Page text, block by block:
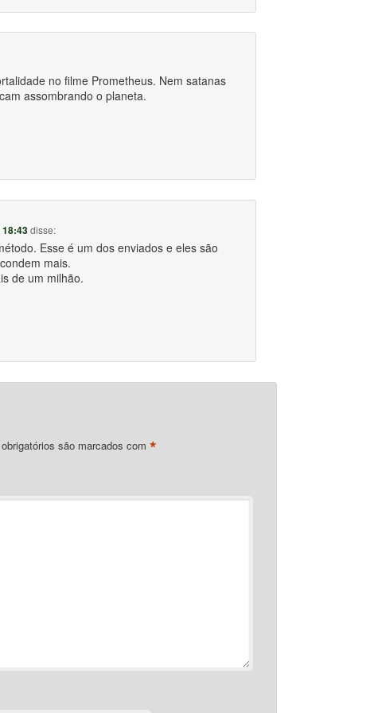
no filme Prometheus. Nem satanas
assombrando o planeta.
18:43disse:
Esse é um dos enviados e eles são
mais.
de um milhão.
são marcados com *